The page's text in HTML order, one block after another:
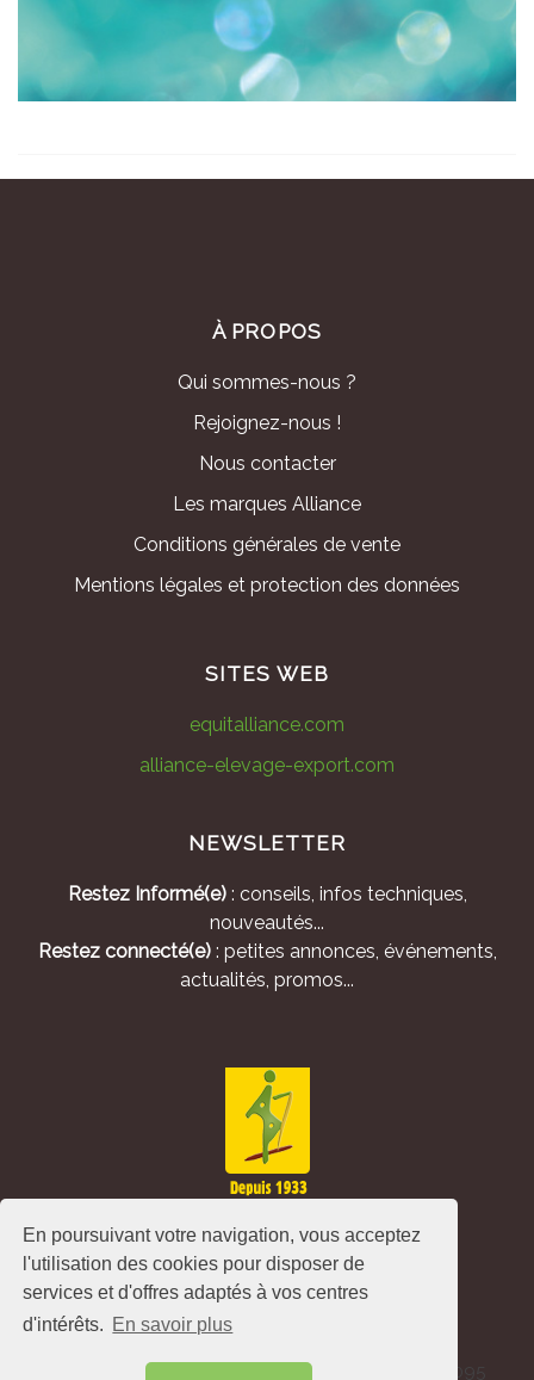
En poursuivant votre navigation, vous acceptez
l'utilisation des cookies pour disposer de
services et d'offres adaptés à vos centres
d'intérêts. En savoir plus
À PROPOS
Qui sommes-nous ?
Rejoignez-nous !
Nous contacter
Les marques Alliance
Conditions générales de vente
Mentions légales et protection des données
SITES WEB
equitalliance.com
alliance-elevage-export.com
NEWSLETTER
Restez Informé(e): conseils, infos techniques,
nouveautés...
Restez connecté(e): petites annonces, événements,
actualités, promos...
Alliance Pastorale - Avenue de l'Europe - CS 80095